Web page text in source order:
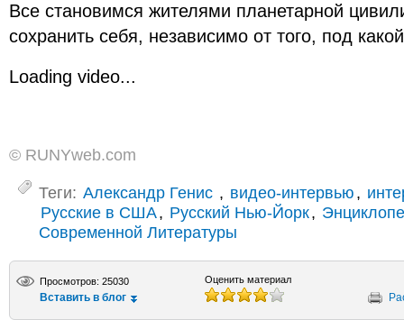
Все становимся жителями планетарной
сохранить себя, независимо от того, под
Loading video...
© RUNYweb.com
Теги: Александр Генис , видео-интервью,
Русские в США, Русский Нью-Йорк,
Современной Литературы
Просмотров: 25030
Вставить в блог
Оценить материал